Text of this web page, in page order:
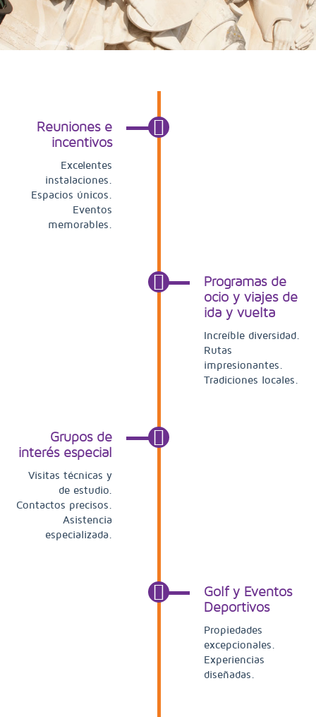
Reuniones e
incentivos
Excelentes
instalaciones.
Espacios únicos.
Eventos
memorables.
Programas de
ocio y viajes de
ida y vuelta
Increíble diversidad.
Rutas
impresionantes.
Tradiciones locales.
Grupos de
interés especial
Visitas técnicas y
de estudio.
Contactos precisos.
Asistencia
especializada.
Golf y Eventos
Deportivos
Propiedades
excepcionales.
Experiencias
diseñadas.